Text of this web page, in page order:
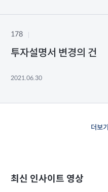
178
투자설명서 변경의 건
2021.06.30
더보기
최신 인사이트 영상